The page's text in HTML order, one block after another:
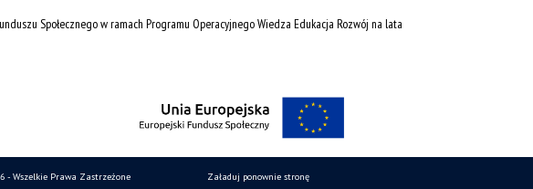
Społecznego w ramach Programu Operacyjnego Wiedza Edukacja Rozwój na lata
- Wszelkie Prawa Zastrzeżone Załaduj ponownie stronę